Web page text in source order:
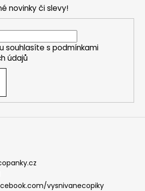
novinky či slevy!
souhlasíte s podmínkami
údajů
vysnivanecopiky